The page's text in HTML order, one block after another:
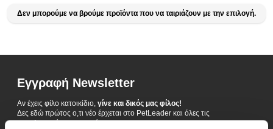
Δεν μπορούμε να βρούμε προϊόντα που να ταιριάζουν με την επιλογή.
Εγγραφή Newsletter
Αν έχεις φίλο κατοικίδιο, γίνε και δικός μας φίλος!
Δες εδώ πρώτος ο,τι νέο έρχεται στο PetLeader και όλες τις
αποκλειστικές προσφορές.